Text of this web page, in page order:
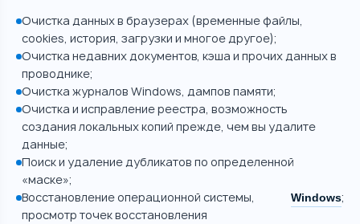
Очистка данных в браузерах (временные файлы,
cookies, история, загрузки и многое другое);
Очистка недавних документов, кэша и прочих данных в
проводнике;
Очистка журналов Windows, дампов памяти;
Очистка и исправление реестра, возможность
создания локальных копий прежде, чем вы удалите
данные;
Поиск и удаление дубликатов по определенной
«маске»;
Восстановление операционной системы,
просмотр точек восстановления
Windows;